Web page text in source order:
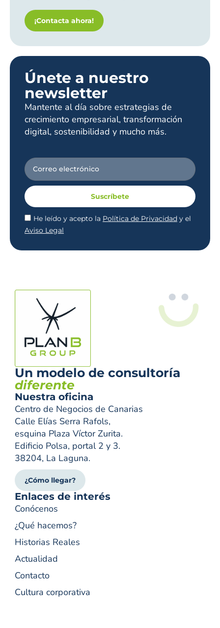
¡Contacta ahora!
Únete a nuestro
newsletter
Mantente al día sobre estrategias de
crecimiento empresarial, transformación
digital, sostenibilidad y mucho más.
He leído y acepto la Política de Privacidad y el
Aviso Legal
Suscríbete
Un modelo de consultoría
diferente
Nuestra oficina
Centro de Negocios de Canarias
Calle Elías Serra Rafols,
esquina Plaza Víctor Zurita.
Edificio Polsa, portal 2 y 3.
38204, La Laguna.
¿Cómo llegar?
Enlaces de interés
Conócenos
¿Qué hacemos?
Historias Reales
Actualidad
Contacto
Cultura corporativa